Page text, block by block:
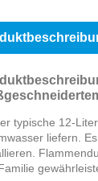
typische 12-
liefern.